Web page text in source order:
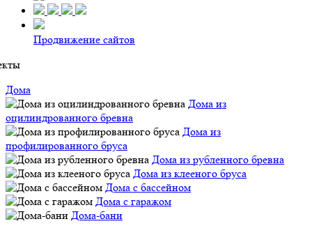
Продвижение сайтов
Дома
Дома из
оцилиндрованного бревна
Дома из
профилированного бруса
Дома из рубленного бревна
Дома из клееного бруса
Дома с бассейном
Дома с гаражом
Дома-бани